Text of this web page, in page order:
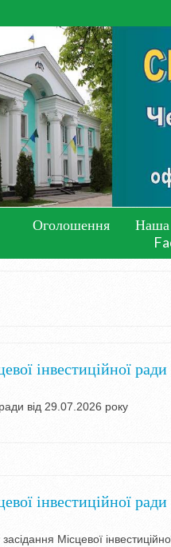
Оголошення
Наша
інвестиційної ради
від 29.07.2026 року
інвестиційної ради
Місцевої